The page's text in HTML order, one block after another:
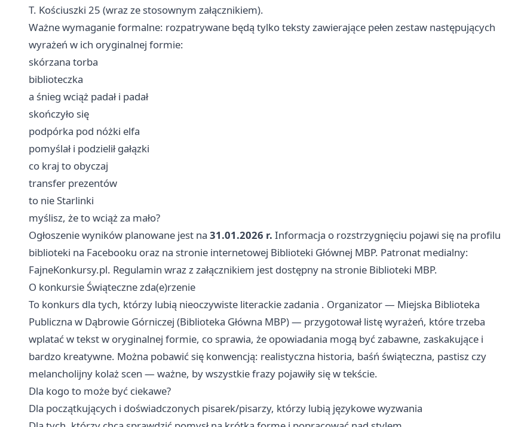
T. Kościuszki 25 (wraz ze stosownym załącznikiem).
Ważne wymaganie formalne: rozpatrywane będą tylko teksty zawierające pełen zestaw następujących
wyrażeń w ich oryginalnej formie:
skórzana torba
biblioteczka
a śnieg wciąż padał i padał
skończyło się
podpórka pod nóżki elfa
pomyślał i podzielił gałązki
co kraj to obyczaj
transfer prezentów
to nie Starlinki
myślisz, że to wciąż za mało?
Ogłoszenie wyników planowane jest na 31.01.2026 r. Informacja o rozstrzygnięciu pojawi się na profilu
biblioteki na Facebooku oraz na stronie internetowej Biblioteki Głównej MBP. Patronat medialny:
FajneKonkursy.pl. Regulamin wraz z załącznikiem jest dostępny na stronie Biblioteki MBP.
O konkursie Świąteczne zda(e)rzenie
To konkurs dla tych, którzy lubią nieoczywiste literackie zadania . Organizator — Miejska Biblioteka
Publiczna w Dąbrowie Górniczej (Biblioteka Główna MBP) — przygotował listę wyrażeń, które trzeba
wplatać w tekst w oryginalnej formie, co sprawia, że opowiadania mogą być zabawne, zaskakujące i
bardzo kreatywne. Można pobawić się konwencją: realistyczna historia, baśń świąteczna, pastisz czy
melancholijny kolaż scen — ważne, by wszystkie frazy pojawiły się w tekście.
Dla kogo to może być ciekawe?
Dla początkujących i doświadczonych pisarek/pisarzy, którzy lubią językowe wyzwania